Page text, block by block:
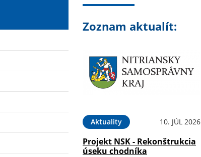
Zoznam aktualít:
Aktuality 10. JÚL 2026
Projekt NSK - Rekonštrukcia
úseku chodníka